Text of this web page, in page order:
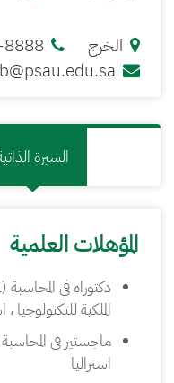
الخرج
السيرة
المؤهلات العلمية
الملكية للتكنولوجيا ،
استراليا